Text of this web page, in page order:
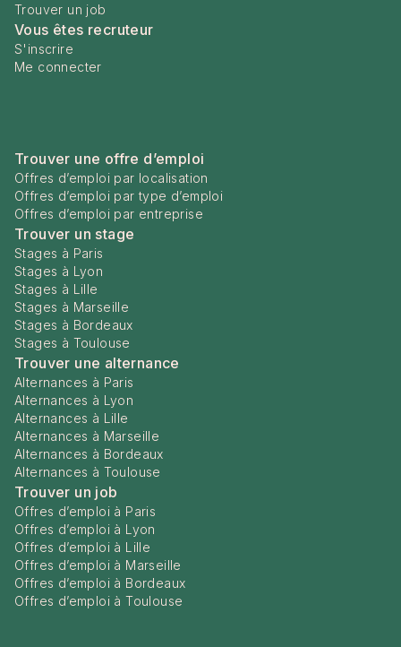
Trouver un job
Vous êtes recruteur
S'inscrire
Me connecter
Trouver une offre d’emploi
Offres d’emploi par localisation
Offres d’emploi par type d’emploi
Offres d’emploi par entreprise
Trouver un stage
Stages à Paris
Stages à Lyon
Stages à Lille
Stages à Marseille
Stages à Bordeaux
Stages à Toulouse
Trouver une alternance
Alternances à Paris
Alternances à Lyon
Alternances à Lille
Alternances à Marseille
Alternances à Bordeaux
Alternances à Toulouse
Trouver un job
Offres d’emploi à Paris
Offres d’emploi à Lyon
Offres d’emploi à Lille
Offres d’emploi à Marseille
Offres d’emploi à Bordeaux
Offres d’emploi à Toulouse